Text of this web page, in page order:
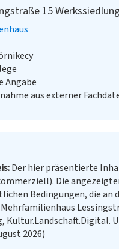
15
Angabe
aus externer
Der hier präsentierte
Die
Bedingungen, die an
Kultur.Landschaft.Digital.
2026)